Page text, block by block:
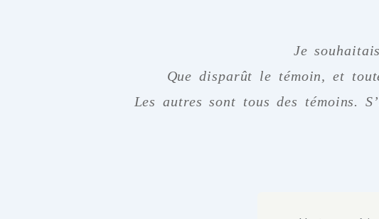
Je
Que disparût le témoin, et
Les autres sont tous des témoins.